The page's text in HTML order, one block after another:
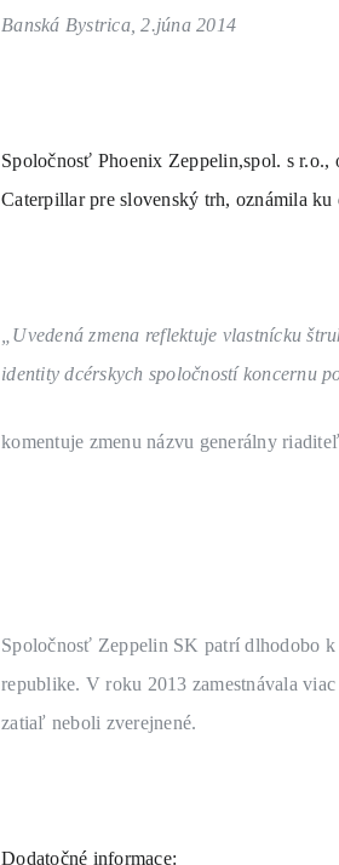
Banská Bystrica, 2.júna 2014
Spoločnosť Phoenix Zeppelin,spol. s
Caterpillar pre slovenský trh, oznámila
„Uvedená zmena reflektuje vlastnícku
identity dcérskych spoločností koncernu
komentuje zmenu názvu generálny
Spoločnosť Zeppelin SK patrí dlhodobo
republike. V roku 2013 zamestnávala
zatiaľ neboli zverejnené.
Dodatočné informace: